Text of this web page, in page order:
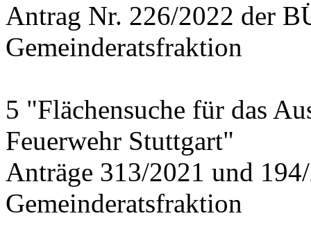
Antrag Nr. 226/2022 der
Gemeinderatsfraktion
5 "Flächensuche für das
Feuerwehr Stuttgart"
Anträge 313/2021 und
Gemeinderatsfraktion